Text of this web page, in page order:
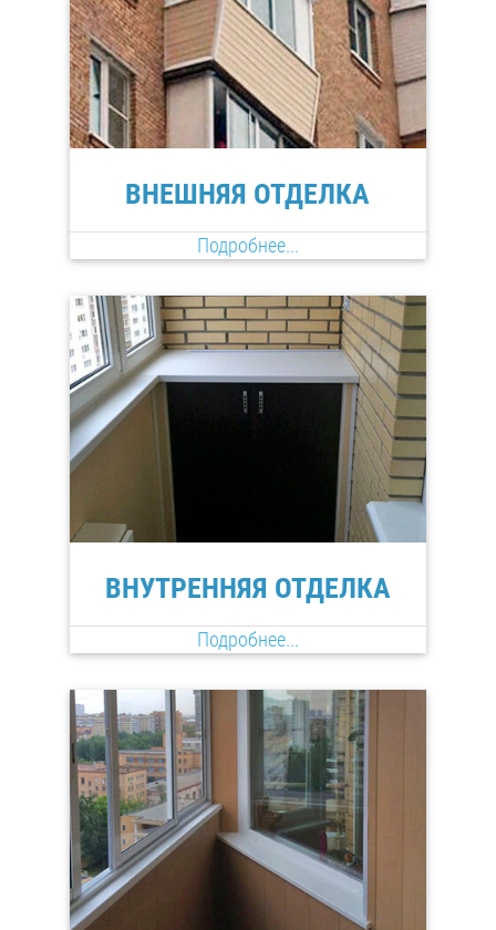
ВНЕШНЯЯ ОТДЕЛКА
Подробнее...
ВНУТРЕННЯЯ ОТДЕЛКА
Подробнее...